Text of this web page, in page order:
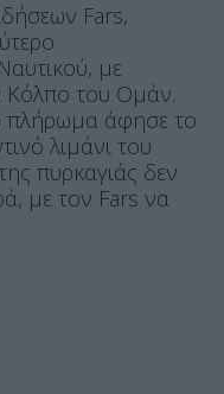
Fars,
με
Κόλπο του Ομάν.
πλήρωμα άφησε το
λιμάνι του
πυρκαγιάς δεν
με τον Fars να